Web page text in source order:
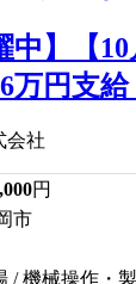
中】【
円支給
会社
円
市
/ 機械操作・